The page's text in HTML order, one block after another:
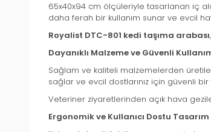
65x40x94 cm ölçüleriyle tasarlanan iç
daha ferah bir kullanım sunar ve evcil
Royalist DTC-801 kedi taşıma arabası
Dayanıklı Malzeme ve Güvenli
Sağlam ve kaliteli malzemelerden
sağlar ve evcil dostlarınız için güvenli
Veteriner ziyaretlerinden açık hava
Ergonomik ve Kullanıcı Dostu Tasarım